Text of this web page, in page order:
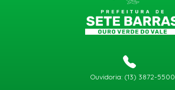
Ouvidoria: (13) 3872-5500